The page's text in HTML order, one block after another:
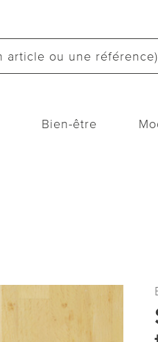
Bien-être